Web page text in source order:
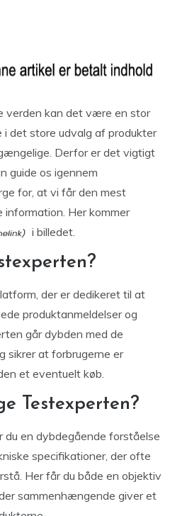
verden kan det være en stor
i det store udvalg af produkter
Derfor er det vigtigt
guide os igennem
for, at vi får den mest
information. Her kommer
i billedet.
der er dedikeret til at
produktanmeldelser og
går dybden med de
sikrer at forbrugerne er
et eventuelt køb.
Testexperten?
du en dybdegående forståelse
specifikationer, der ofte
Her får du både en objektiv
sammenhængende giver et